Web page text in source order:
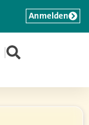
|
Anmelden